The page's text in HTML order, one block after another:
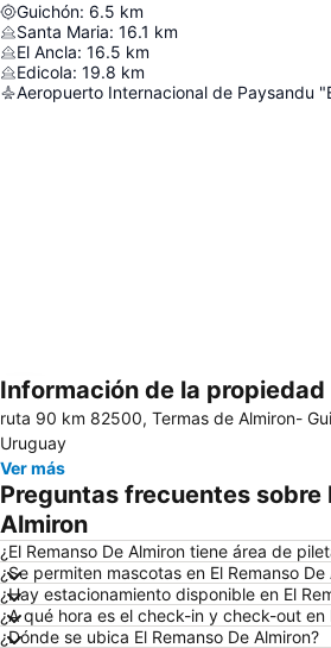
Guichón: 6.5 km
Santa Maria: 16.1 km
El Ancla: 16.5 km
Edicola: 19.8 km
Ampliar mapa
Información de la propiedad
ruta 90 km 82500, Termas de Almiron-
Uruguay
Ver más
Preguntas frecuentes sobre
Almiron
¿El Remanso De Almiron tiene área de
¿Se permiten mascotas en El Remanso De
¿Hay estacionamiento disponible en El
¿A qué hora es el check-in y check-out en
¿Dónde se ubica El Remanso De Almiron?